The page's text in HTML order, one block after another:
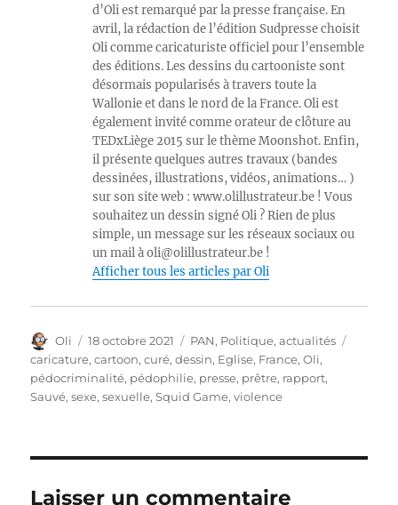
d’Oli est remarqué par la presse française. En
avril, la rédaction de l’édition Sudpresse choisit
Oli comme caricaturiste officiel pour l’ensemble
des éditions. Les dessins du cartooniste sont
désormais popularisés à travers toute la
Wallonie et dans le nord de la France. Oli est
également invité comme orateur de clôture au
TEDxLiège 2015 sur le thème Moonshot. Enfin,
il présente quelques autres travaux (bandes
dessinées, illustrations, vidéos, animations… )
sur son site web : www.olillustrateur.be ! Vous
souhaitez un dessin signé Oli ? Rien de plus
simple, un message sur les réseaux sociaux ou
un mail à oli@olillustrateur.be !
Afficher tous les articles par Oli
Auteur
Oli
Publié
le
18 octobre 2021 Catégories
PAN, Politique, actualités
caricature,cartoon,curé,dessin, Eglise, France,Oli,
pédocriminalité, pédophilie, presse, prêtre, rapport,
Sauvé,sexe,sexuelle,Squid Game,violence
Laisser un commentaire